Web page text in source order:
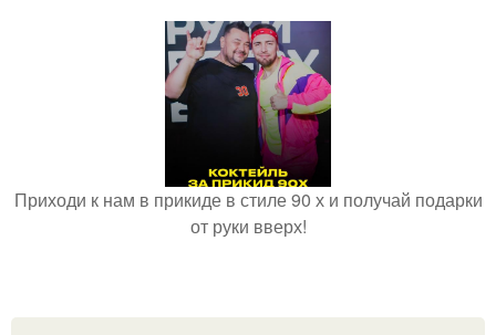
Приходи к нам в прикиде в стиле 90 х и получай подарки
от руки вверх!